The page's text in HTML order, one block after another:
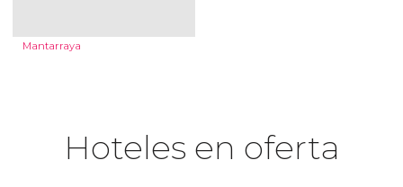
Mantarraya
Hoteles en oferta